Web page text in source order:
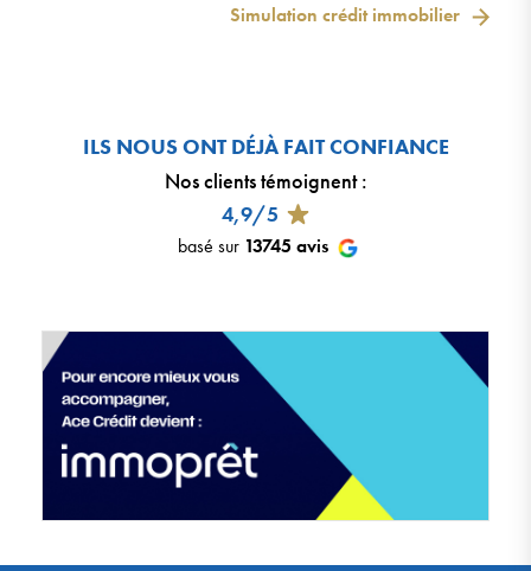
Simulation crédit immobilier
ILS NOUS ONT DÉJÀ FAIT CONFIANCE
Nos clients témoignent:
4,9/5
basé sur 13745 avis